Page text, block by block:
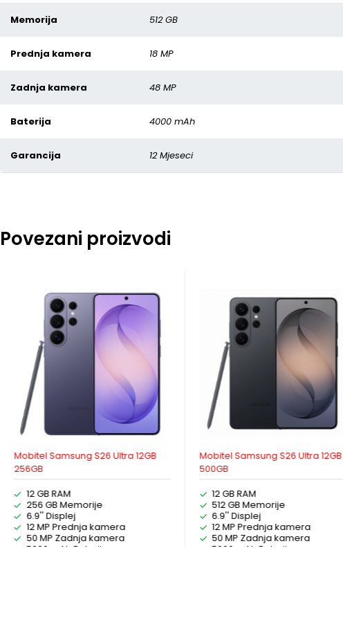
Memorija 512 GB
Prednja kamera 18 MP
Zadnja kamera 48 MP
Baterija 4000 mAh
Garancija 12 Mjeseci
Povezani proizvodi
Mobitel Samsung S26 Ultra 12GB
256GB
12 GB RAM
256 GB Memorije
6.9'' Displej
12 MP Prednja kamera
50 MP Zadnja kamera
5000 mAh Baterija
Mobitel Samsung S26 Ultra 12GB
500GB
12 GB RAM
512 GB Memorije
6.9'' Displej
12 MP Prednja kamera
50 MP Zadnja kamera
5000 mAh Baterija